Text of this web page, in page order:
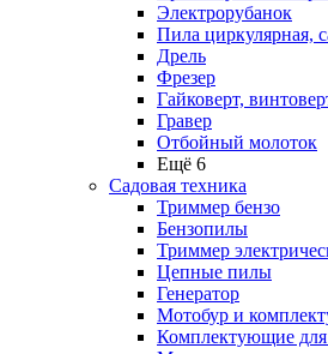
Электрорубанок
Пила циркулярная,
Дрель
Фрезер
Гайковерт,
Гравер
Отбойный молоток
Ещё 6
Садовая техника
Триммер бензо
Бензопилы
Триммер
Цепные пилы
Генератор
Мотобур и
Комплектующие